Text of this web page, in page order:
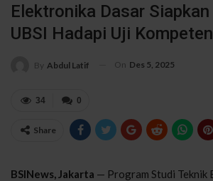
Elektronika Dasar
UBSI Hadapi Uji
By Abdul Latif On Des 5, 2025
0
34
Share
BSINews, Jakarta — Program Studi Teknik